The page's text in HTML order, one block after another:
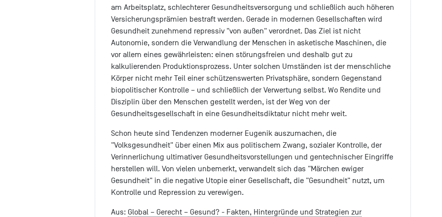
am Arbeitsplatz, schlechterer Gesundheitsversorgung und schließlich auch höheren
Versicherungsprämien bestraft werden. Gerade in modernen Gesellschaften wird
Gesundheit zunehmend repressiv "von außen" verordnet. Das Ziel ist nicht
Autonomie, sondern die Verwandlung der Menschen in asketische Maschinen, die
vor allem eines gewährleisten: einen störungsfreien und deshalb gut zu
kalkulierenden Produktionsprozess. Unter solchen Umständen ist der menschliche
Körper nicht mehr Teil einer schützenswerten Privatsphäre, sondern Gegenstand
biopolitischer Kontrolle – und schließlich der Verwertung selbst. Wo Rendite und
Disziplin über den Menschen gestellt werden, ist der Weg von der
Gesundheitsgesellschaft in eine Gesundheitsdiktatur nicht mehr weit.
Schon heute sind Tendenzen moderner Eugenik auszumachen, die
"Volksgesundheit" über einen Mix aus politischem Zwang, sozialer Kontrolle, der
Verinnerlichung ultimativer Gesundheitsvorstellungen und gentechnischer Eingriffe
herstellen will. Von vielen unbemerkt, verwandelt sich das "Märchen ewiger
Gesundheit" in die negative Utopie einer Gesellschaft, die "Gesundheit" nutzt, um
Kontrolle und Repression zu verewigen.
Aus: Global – Gerecht – Gesund? - Fakten, Hintergründe und Strategien zur